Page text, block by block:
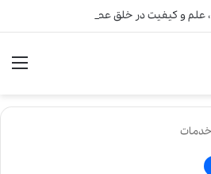
علم و کیفیت در خلق عطرهای لالیک